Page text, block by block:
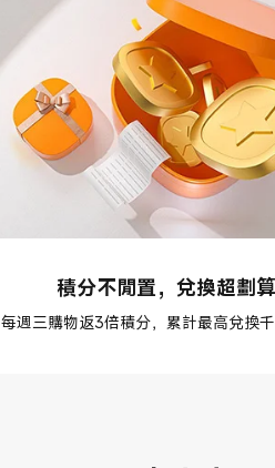
積分不閒置，兌換超劃
每週三購物返3倍積分，累計最高兌換